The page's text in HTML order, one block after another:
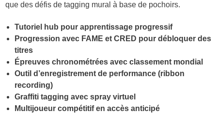
que des défis de tagging mural à base de pochoirs.
Tutoriel hub pour apprentissage progressif
Progression avec FAME et CRED pour débloquer des
titres
Épreuves chronométrées avec classement mondial
Outil d’enregistrement de performance (ribbon
recording)
Graffiti tagging avec spray virtuel
Multijoueur compétitif en accès anticipé